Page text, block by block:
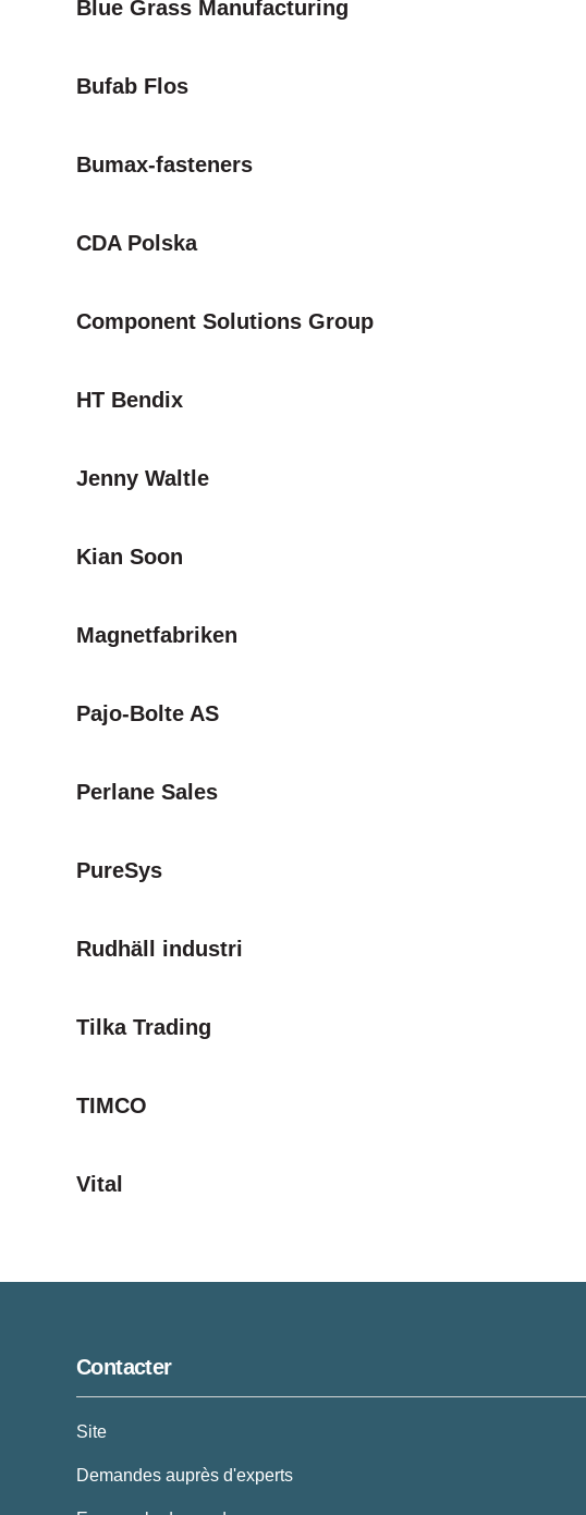
Blue Grass Manufacturing
Bufab Flos
Bumax-fasteners
CDA Polska
Component Solutions Group
HT Bendix
Jenny Waltle
Kian Soon
Magnetfabriken
Pajo-Bolte AS
Perlane Sales
PureSys
Rudhäll industri
Tilka Trading
TIMCO
Vital
Contacter
Site
Demandes auprès d'experts